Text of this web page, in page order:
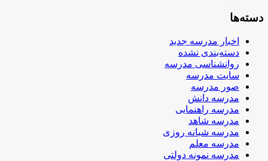
دسته‌ها
اخبار مدرسه جدید
دسته‌بندی نشده
روانشناسی مدرسه
سایت مدرسه
صور مدرسه
مدرسه دانش
مدرسه راهنمایی
مدرسه شاهد
مدرسه شبانه روزی
مدرسه معلم
مدرسه نمونه دولتی